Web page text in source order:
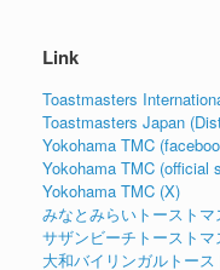
Link
Toastmasters
Toastmasters Japan
Yokohama TMC
Yokohama TMC (official
Yokohama TMC (X)
みなとみらいトースト
サザンビーチトースト
大和バイリンガルトー